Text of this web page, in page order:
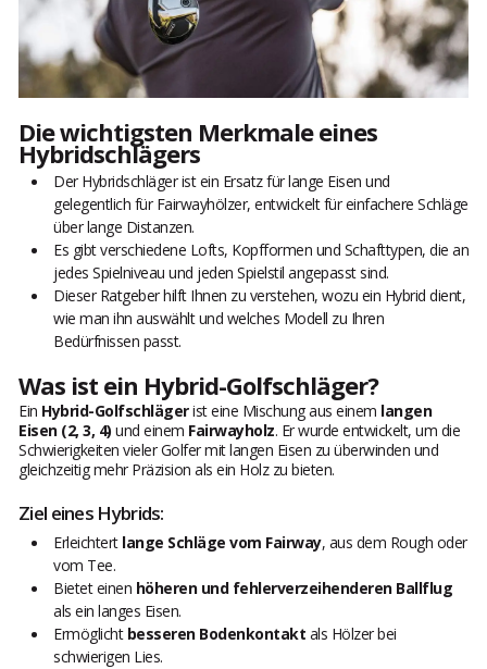
Die wichtigsten Merkmale eines
Hybridschlägers
Der Hybridschläger ist ein Ersatz für lange Eisen und
gelegentlich für Fairwayhölzer, entwickelt für einfachere Schläge
über lange Distanzen.
Es gibt verschiedene Lofts, Kopfformen und Schafttypen, die an
jedes Spielniveau und jeden Spielstil angepasst sind.
Dieser Ratgeber hilft Ihnen zu verstehen, wozu ein Hybrid dient,
wie man ihn auswählt und welches Modell zu Ihren
Bedürfnissen passt.
Was ist ein Hybrid-Golfschläger?
Ein Hybrid-Golfschlägerist eine Mischung aus einem langen
Eisen (2, 3, 4) und einem Fairwayholz. Er wurde entwickelt, um die
Schwierigkeiten vieler Golfer mit langen Eisen zu überwinden und
gleichzeitig mehr Präzision als ein Holz zu bieten.
Ziel eines Hybrids:
Erleichtert lange Schläge vom Fairway, aus dem Rough oder
vom Tee.
Bietet einen höheren und fehlerverzeihenderen Ballflug
als ein langes Eisen.
Ermöglicht besseren Bodenkontakt als Hölzer bei
schwierigen Lies.